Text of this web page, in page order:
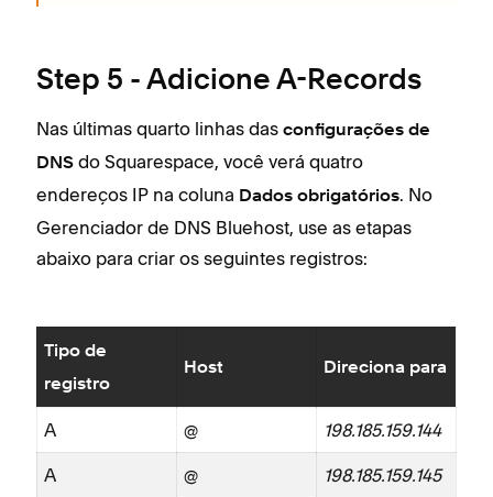
Step 5 - Adicione A-Records
Nas últimas quarto linhas das configurações de
DNS do Squarespace, você verá quatro
endereços IP na coluna Dados obrigatórios. No
Gerenciador de DNS Bluehost, use as etapas
abaixo para criar os seguintes registros:
Tipo de
registro
Host Direciona para
A @ 198.185.159.144
A @ 198.185.159.145